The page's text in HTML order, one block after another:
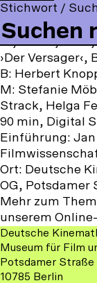
t
o
m
m
e
n
u
o
l
l
o
w
u
s
o
n
:
a
c
e
b
o
o
k
o
u
T
u
b
e
n
s
t
a
g
r
a
m
Stichwort /
Aus dem
Di, 5.3.24,
›Der Versager‹,
B: Herbert
M: Stefanie
Strack, Helga
90 min, Digital
Einführung:
Ort: Deutsche
OG, Potsdamer
Mehr zum
unserem
Deutsche
Museum für Film
Potsdamer Straße
10785 Berlin